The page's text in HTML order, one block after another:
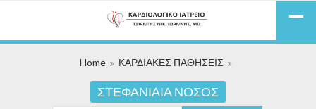
Home ΚΑΡΔΙΑΚΕΣ ΠΑΘΗΣΕΙΣ
ΣΤΕΦΑΝΙΑΙΑ ΝΟΣΟΣ